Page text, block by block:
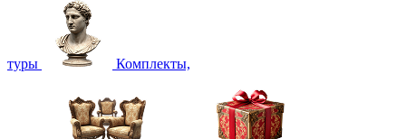
туры Комплекты,